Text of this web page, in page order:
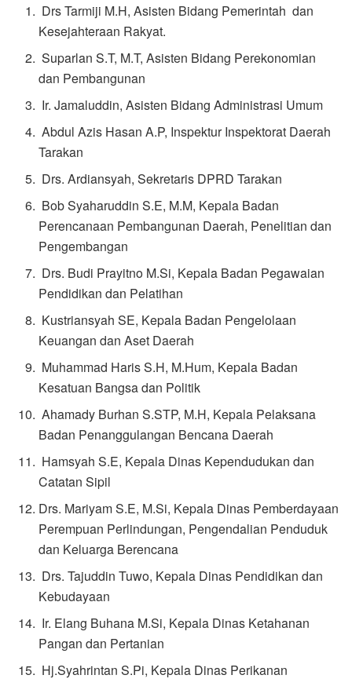
Drs Tarmiji M.H, Asisten Bidang Pemerintah dan
Kesejahteraan Rakyat.
Suparlan S.T, M.T, Asisten Bidang Perekonomian
dan Pembangunan
Ir. Jamaluddin, Asisten Bidang Administrasi Umum
Abdul Azis Hasan A.P, Inspektur Inspektorat Daerah
Tarakan
Drs. Ardiansyah, Sekretaris DPRD Tarakan
Bob Syaharuddin S.E, M.M, Kepala Badan
Perencanaan Pembangunan Daerah, Penelitian dan
Pengembangan
Drs. Budi Prayitno M.Si, Kepala Badan Pegawaian
Pendidikan dan Pelatihan
Kustriansyah SE, Kepala Badan Pengelolaan
Keuangan dan Aset Daerah
Muhammad Haris S.H, M.Hum, Kepala Badan
Kesatuan Bangsa dan Politik
Ahamady Burhan S.STP, M.H, Kepala Pelaksana
Badan Penanggulangan Bencana Daerah
Hamsyah S.E, Kepala Dinas Kependudukan dan
Catatan Sipil
Drs. Mariyam S.E, M.Si, Kepala Dinas Pemberdayaan
Perempuan Perlindungan, Pengendalian Penduduk
dan Keluarga Berencana
Drs. Tajuddin Tuwo, Kepala Dinas Pendidikan dan
Kebudayaan
Ir. Elang Buhana M.Si, Kepala Dinas Ketahanan
Pangan dan Pertanian
Hj.Syahrintan S.Pi, Kepala Dinas Perikanan